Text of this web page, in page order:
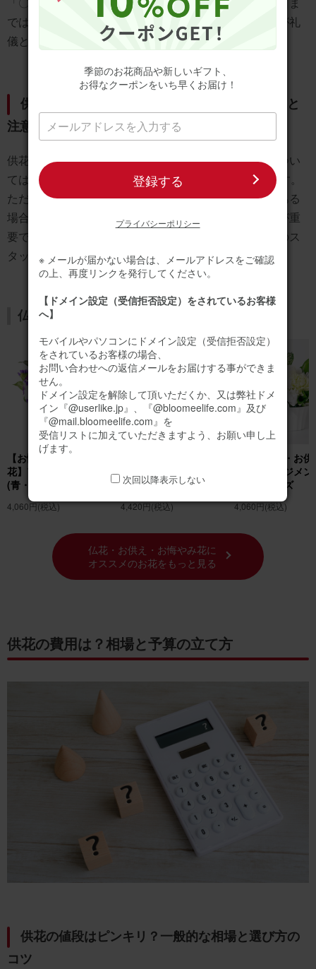
では「御供」または「御霊前」という言葉を添えるのが礼
儀とされています。
供花の設置場所はどこ？会場での正しい飾り方と
注意点
供花は通常、祭壇の左右に配置されます。設置時期につい
ては、お通夜が始まる3～4時間前が適切とされています。
ただし、会場のスペースや葬儀の形式によって制限がある
場合もあるため、必ず事前に葬儀社に確認を取ることが重
要です。また、供花の向きや配置については、葬儀社のス
タッフの指示に従うようにしましょう。
仏花・お供え・お悔やみ花はこちら
【お悔やみ・お供えの
花】アレンジメント
(青・紫)XSサイズ
4,060円(税込)
紫)Sサイズ
4,420円(税込)
【お悔やみ・お
花】アレンジメ
(白)XSサイズ
4,060円(税込)
仏花・お供え・お悔やみ花に
オススメのお花をもっと見る
供花の費用は？相場と予算の立て方
供花の値段はピンキリ？一般的な相場と選び方の
コツ
季節のお花商品や新しいギフト、
お得なクーポンをいち早くお届け！
登録する
プライバシーポリシー
※ メールが届かない場合は、メールアドレスをご確認
の上、再度リンクを発行してください。
【ドメイン設定（受信拒否設定）をされているお客様
へ】
モバイルやパソコンにドメイン設定（受信拒否設定）
をされているお客様の場合、
お問い合わせへの返信メールをお届けする事ができま
せん。
ドメイン設定を解除して頂いただくか、又は弊社ドメ
イン『@userlike.jp』、『@bloomeelife.com』及び
『@mail.bloomeelife.com』を
受信リストに加えていただきますよう、お願い申し上
げます。
次回以降表示しない